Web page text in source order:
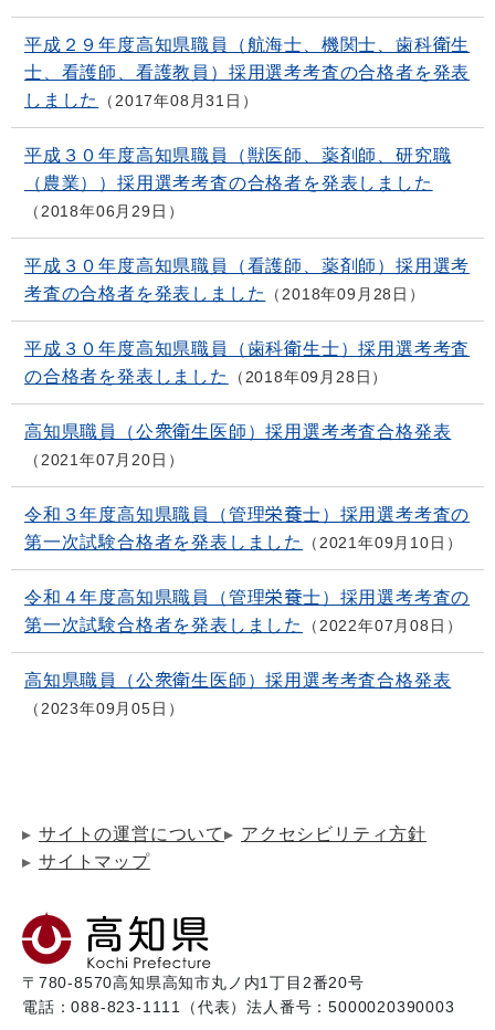
平成２９年度高知県職員（航海士、機関士、歯科衛生
士、看護師、看護教員）採用選考考査の合格者を発表
しました
2017年08月31日
平成３０年度高知県職員（獣医師、薬剤師、研究職
（農業））採用選考考査の合格者を発表しました
2018年06月29日
平成３０年度高知県職員（看護師、薬剤師）採用選考
考査の合格者を発表しました
2018年09月28日
平成３０年度高知県職員（歯科衛生士）採用選考考査
の合格者を発表しました
2018年09月28日
高知県職員（公衆衛生医師）採用選考考査合格発表
2021年07月20日
令和３年度高知県職員（管理栄養士）採用選考考査の
第一次試験合格者を発表しました
2021年09月10日
令和４年度高知県職員（管理栄養士）採用選考考査の
第一次試験合格者を発表しました
2022年07月08日
高知県職員（公衆衛生医師）採用選考考査合格発表
2023年09月05日
サイトの運営について
アクセシビリティ方針
サイトマップ
〒780-8570高知県高知市丸ノ内1丁目2番20号
電話：088-823-1111（代表）法人番号：5000020390003